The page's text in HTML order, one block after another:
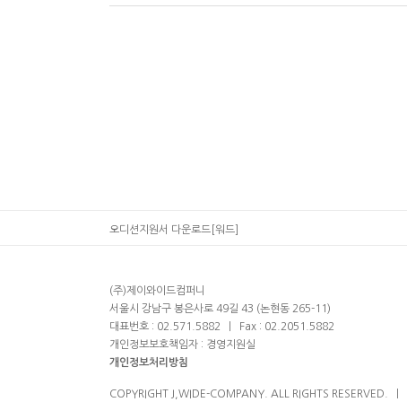
오디션지원서 다운로드[워드]
(주)제이와이드컴퍼니
서울시 강남구 봉은사로 49길 43 (논현동 265-11)
대표번호 : 02.571.5882
Fax : 02.2051.5882
개인정보보호책임자 : 경영지원실
개인정보처리방침
COPYRIGHT J,WIDE-COMPANY. ALL RIGHTS RESERVED.